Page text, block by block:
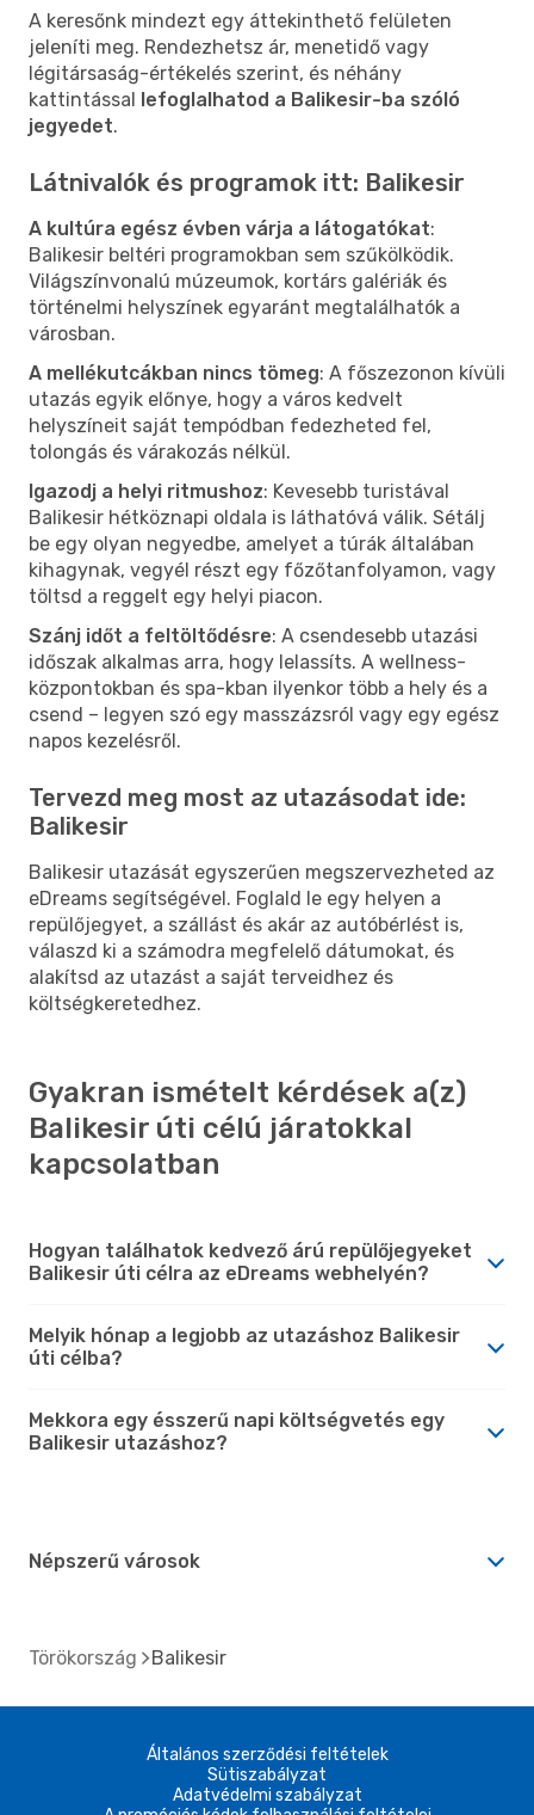
A keresőnk mindezt egy áttekinthető felületen
jeleníti meg. Rendezhetsz ár, menetidő vagy
légitársaság-értékelés szerint, és néhány
kattintással lefoglalhatod a Balikesir-ba szóló
jegyedet.
Látnivalók és programok itt: Balikesir
A kultúra egész évben várja a látogatókat:
Balikesir beltéri programokban sem szűkölködik.
Világszínvonalú múzeumok, kortárs galériák és
történelmi helyszínek egyaránt megtalálhatók a
városban.
A mellékutcákban nincs tömeg: A főszezonon kívüli
utazás egyik előnye, hogy a város kedvelt
helyszíneit saját tempódban fedezheted fel,
tolongás és várakozás nélkül.
Igazodj a helyi ritmushoz: Kevesebb turistával
Balikesir hétköznapi oldala is láthatóvá válik. Sétálj
be egy olyan negyedbe, amelyet a túrák általában
kihagynak, vegyél részt egy főzőtanfolyamon, vagy
töltsd a reggelt egy helyi piacon.
Szánj időt a feltöltődésre: A csendesebb utazási
időszak alkalmas arra, hogy lelassíts. A wellness-
központokban és spa-kban ilyenkor több a hely és a
csend – legyen szó egy masszázsról vagy egy egész
napos kezelésről.
Tervezd meg most az utazásodat ide:
Balikesir
Balikesir utazását egyszerűen megszervezheted az
eDreams segítségével. Foglald le egy helyen a
repülőjegyet, a szállást és akár az autóbérlést is,
válaszd ki a számodra megfelelő dátumokat, és
alakítsd az utazást a saját terveidhez és
költségkeretedhez.
Gyakran ismételt kérdések a(z)
Balikesir úti célú járatokkal
kapcsolatban
Hogyan találhatok kedvező árú repülőjegyeket
Balikesir úti célra az eDreams webhelyén?
Melyik hónap a legjobb az utazáshoz Balikesir
úti célba?
Mekkora egy ésszerű napi költségvetés egy
Balikesir utazáshoz?
Népszerű városok
Törökország Balikesir
Általános szerződési feltételek
Sütiszabályzat
Adatvédelmi szabályzat